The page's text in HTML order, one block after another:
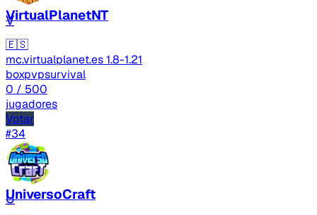
V
VirtualPlanetNT
🇪🇸
mc.virtualplanet.es1.8-1.21
boxpvpsurvival
0 / 500
jugadores
Votar
#34
U
UniversoCraft